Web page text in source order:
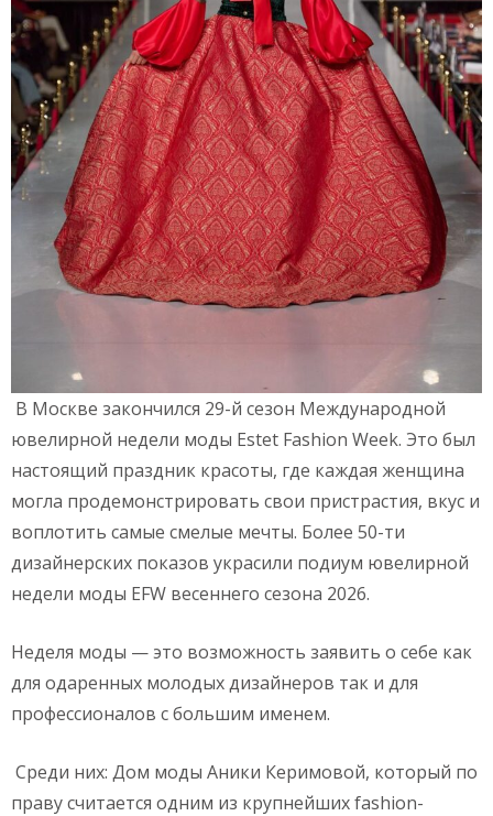
В Москве закончился 29-й сезон Международной
ювелирной недели моды Estet Fashion Week. Это был
настоящий праздник красоты, где каждая женщина
могла продемонстрировать свои пристрастия, вкус и
воплотить самые смелые мечты. Более 50-ти
дизайнерских показов украсили подиум ювелирной
недели моды EFW весеннего сезона 2026.
Неделя моды — это возможность заявить о себе как
для одаренных молодых дизайнеров так и для
профессионалов с большим именем.
Среди них: Дом моды Аники Керимовой, который по
праву считается одним из крупнейших fashion-